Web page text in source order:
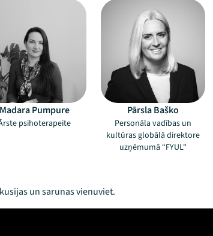
Madara Pumpure
psihoterapeite
Pārsla Baško
Personāla vadības un
kultūras globālā direktore
uzņēmumā “FYUL"
un sarunas vienuviet.